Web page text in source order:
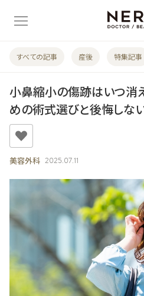
すべての記事 産後 特集記事
小鼻縮小の傷跡はいつ消
めの術式選びと後悔しな
美容外科 2025.07.11